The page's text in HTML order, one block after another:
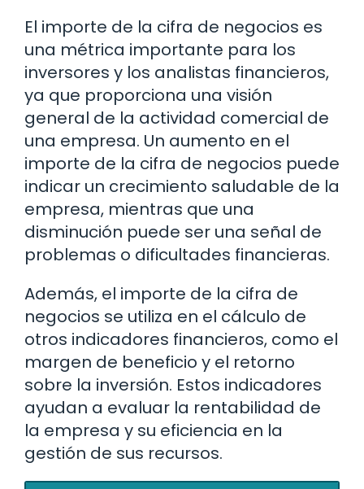
El importe de la cifra de negocios es
una métrica importante para los
inversores y los analistas financieros,
ya que proporciona una visión
general de la actividad comercial de
una empresa. Un aumento en el
importe de la cifra de negocios puede
indicar un crecimiento saludable de la
empresa, mientras que una
disminución puede ser una señal de
problemas o dificultades financieras.
Además, el importe de la cifra de
negocios se utiliza en el cálculo de
otros indicadores financieros, como el
margen de beneficio y el retorno
sobre la inversión. Estos indicadores
ayudan a evaluar la rentabilidad de
la empresa y su eficiencia en la
gestión de sus recursos.